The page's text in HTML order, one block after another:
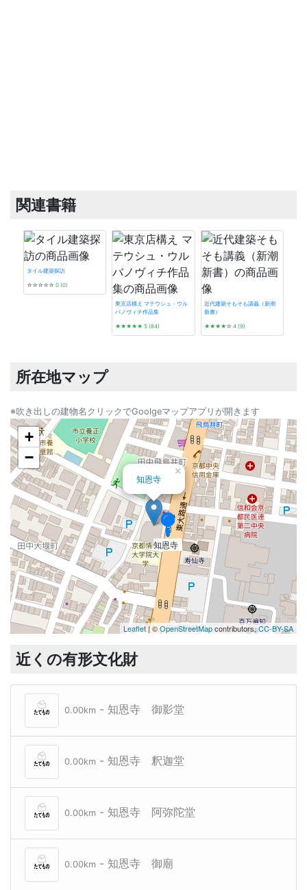
関連書籍
タイル建築探訪
☆☆☆☆☆ 0 (0)
東京店構え マテウシュ・ウル
バノヴィチ作品集
★★★★★ 5 (84)
近代建築そもそも講義（新潮
新書）
★★★★☆ 4 (9)
所在地マップ
※吹き出しの建物名クリックでGoolgeマップアプリが開きます
知恩寺
知恩寺
知恩寺
知恩寺
知恩寺
知恩寺
知恩寺
知恩寺
知恩寺
×
+
−
Leaflet| ©OpenStreetMapcontributors,CC-BY-SA
近くの有形文化財
0.00km - 知恩寺 御影堂
0.00km - 知恩寺 釈迦堂
0.00km - 知恩寺 阿弥陀堂
0.00km - 知恩寺 御廟